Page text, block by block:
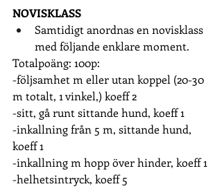
NOVISKLASS
Samtidigt anordnas en novisklass
med följande enklare moment.
Totalpoäng: 100p:
-följsamhet m eller utan koppel (20-30
m totalt, 1 vinkel,) koeff 2
-sitt, gå runt sittande hund, koeff 1
-inkallning från 5 m, sittande hund,
koeff 1
-inkallning m hopp över hinder, koeff 1
-helhetsintryck, koeff 5